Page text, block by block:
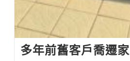
多年前舊客戶喬遷